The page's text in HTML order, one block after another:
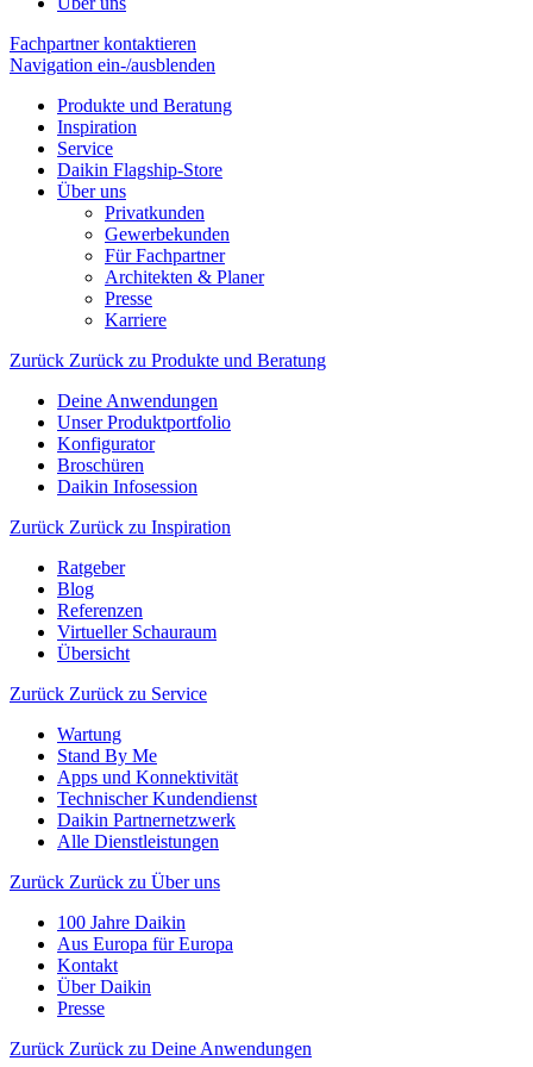
Fachpartner kontaktieren
Navigation ein-/ausblenden
Produkte und Beratung
Inspiration
Service
Daikin Flagship-Store
Über uns
Privatkunden
Gewerbekunden
Für Fachpartner
Architekten & Planer
Presse
Karriere
Zurück Zurück zu Produkte und Beratung
Deine Anwendungen
Unser Produktportfolio
Konfigurator
Broschüren
Daikin Infosession
Zurück Zurück zu Inspiration
Ratgeber
Blog
Referenzen
Virtueller Schauraum
Übersicht
Zurück Zurück zu Service
Wartung
Stand By Me
Apps und Konnektivität
Technischer Kundendienst
Daikin Partnernetzwerk
Alle Dienstleistungen
Zurück Zurück zu Über uns
100 Jahre Daikin
Aus Europa für Europa
Kontakt
Über Daikin
Presse
Zurück Zurück zu Deine Anwendungen